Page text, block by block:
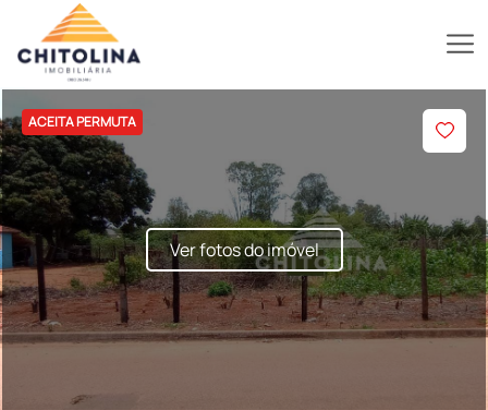
ACEITA PERMUTA
Ver fotos do imóvel